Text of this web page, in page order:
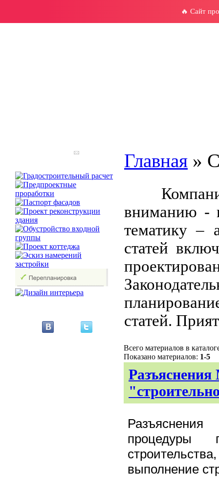
🔥 Сайт
Главная »
вниманию -
тематику –
статей
статей.
Всего материалов в
Показано материалов: 1-5
Разъяснения
процедуры
выполнение